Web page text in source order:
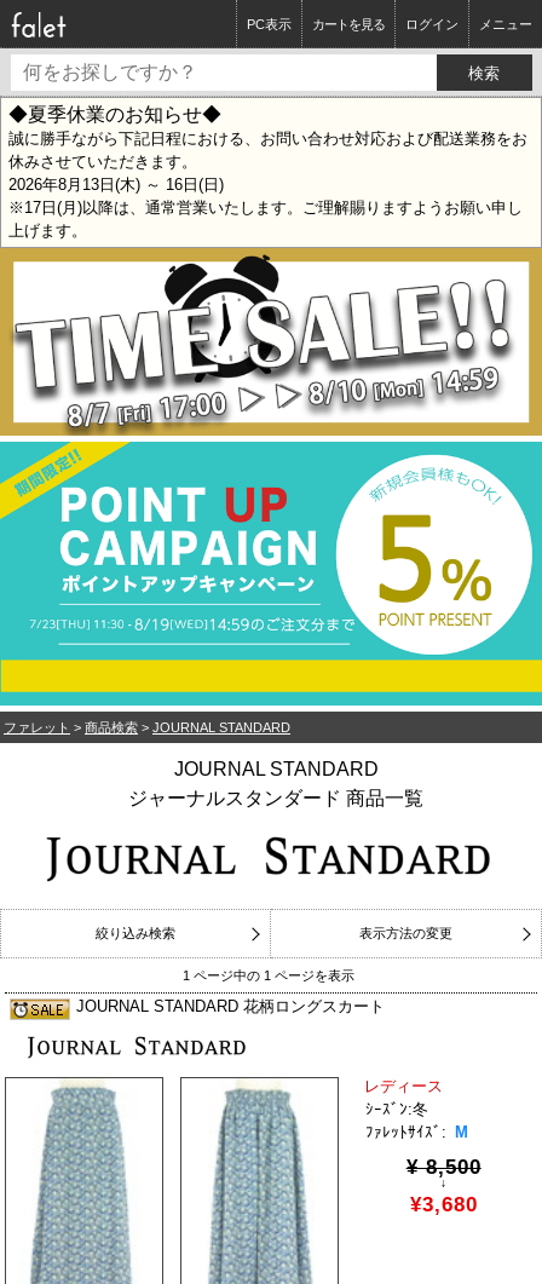
ログイン メニュー
カートを見る
PC表示
◆夏季休業のお知らせ◆
誠に勝手ながら下記日程における、お問い合わせ対応および配送業務をお
休みさせていただきます。
2026年8月13日(木) ～ 16日(日)
※17日(月)以降は、通常営業いたします。ご理解賜りますようお願い申し
上げます。
ファレット > 商品検索 > JOURNAL STANDARD
JOURNAL STANDARD
ジャーナルスタンダード 商品一覧
絞り込み検索 表示方法の変更
1 ページ中の 1 ページを表示
JOURNAL STANDARD 花柄ロングスカート
レディース
ｼｰｽﾞﾝ:冬
ﾌｧﾚｯﾄｻｲｽﾞ:
M
¥ 8,500
↓
¥3,680